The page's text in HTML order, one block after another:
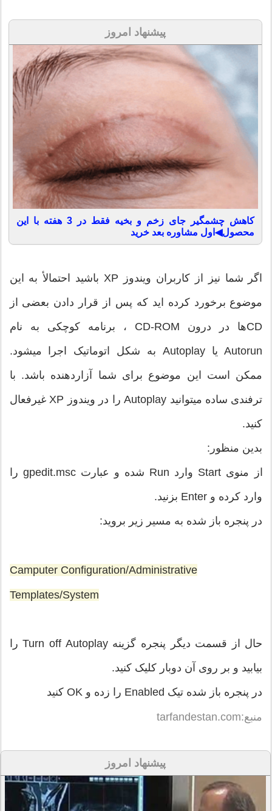
پیشنهاد امروز
کاهش چشمگیر جای زخم و بخیه فقط در 3 هفته با این
محصول◀اول مشاوره بعد خرید
اگر شما نیز از کاربران ویندوز XP باشید احتمالأ به این
موضوع برخورد کرده اید که پس از قرار دادن بعضی از
CDها در درون CD-ROM ، برنامه کوچکی به نام
Autorun یا Autoplay به شکل اتوماتیک اجرا میشود.
ممکن است این موضوع برای شما آزاردهنده باشد. با
ترفندی ساده میتوانید Autoplay را در ویندوز XP غیرفعال
کنید.
بدین منظور:
از منوی Start وارد Run شده و عبارت gpedit.msc را
وارد کرده و Enter بزنید.
در پنجره باز شده به مسیر زیر بروید:
Camputer Configuration/Administrative
Templates/System
حال از قسمت دیگر پنجره گزینه Turn off Autoplay را
بیابید و بر روی آن دوبار کلیک کنید.
در پنجره باز شده تیک Enabled را زده و OK کنید
منبع:tarfandestan.com
پیشنهاد امروز